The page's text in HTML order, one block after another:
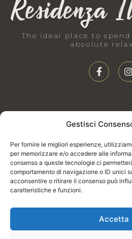
Gestisci
Per fornire le migliori esperienze,
per memorizzare e/o accedere alle
consenso a queste tecnologie ci
comportamento di navigazione o ID unici
acconsentire o ritirare il consenso può
caratteristiche e funzioni.
Accetta
The ideal place to
absolute
f
+39 392